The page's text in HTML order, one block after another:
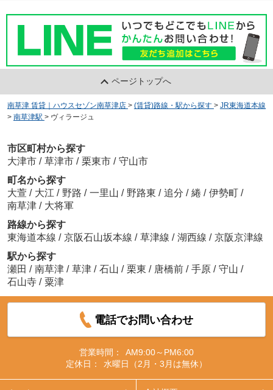
ページトップへ
南草津 賃貸｜ハウスセゾン南草津店 > (賃貸)路線・駅から探す > JR東海道本線
> 南草津駅 > ヴィラージュ
市区町村から探す
大津市 / 草津市 / 栗東市 / 守山市
町名から探す
大萱 / 大江 / 野路 / 一里山 / 野路東 / 追分 / 綣 / 伊勢町 /
南草津 / 大将軍
路線から探す
東海道本線 / 京阪石山坂本線 / 草津線 / 湖西線 / 京阪京津線
駅から探す
瀬田 / 南草津 / 草津 / 石山 / 栗東 / 唐橋前 / 手原 / 守山 /
石山寺 / 粟津
電話でお問い合わせ
営業時間：
AM9:00～PM6:00
定休日：
水曜日（2月・3月は無休）